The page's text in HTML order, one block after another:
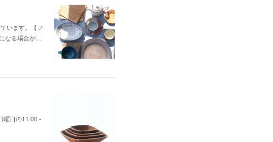
います。【フ
なる場合が…
曜日の11:00 -